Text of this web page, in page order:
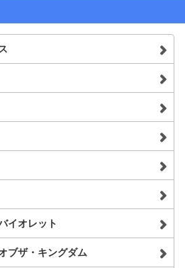
イオレット
ブザ・キングダム